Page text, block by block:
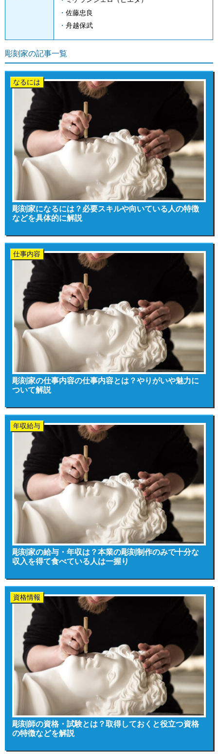
佐藤忠良
舟越保武
彫刻家の記事一覧
なるには
彫刻家になるには？必要スキルや向いている人の特徴
などを具体的に解説
仕事内容
彫刻家の仕事内容の仕事内容とは？やりがいや魅力に
ついて解説
年収給与
彫刻家の給与・年収は？本業の彫刻制作のみで十分な
収入を得て食べている人は一握り
資格情報
彫刻師の資格・試験とは？取得しておくと役立つ資格
の特徴などを解説